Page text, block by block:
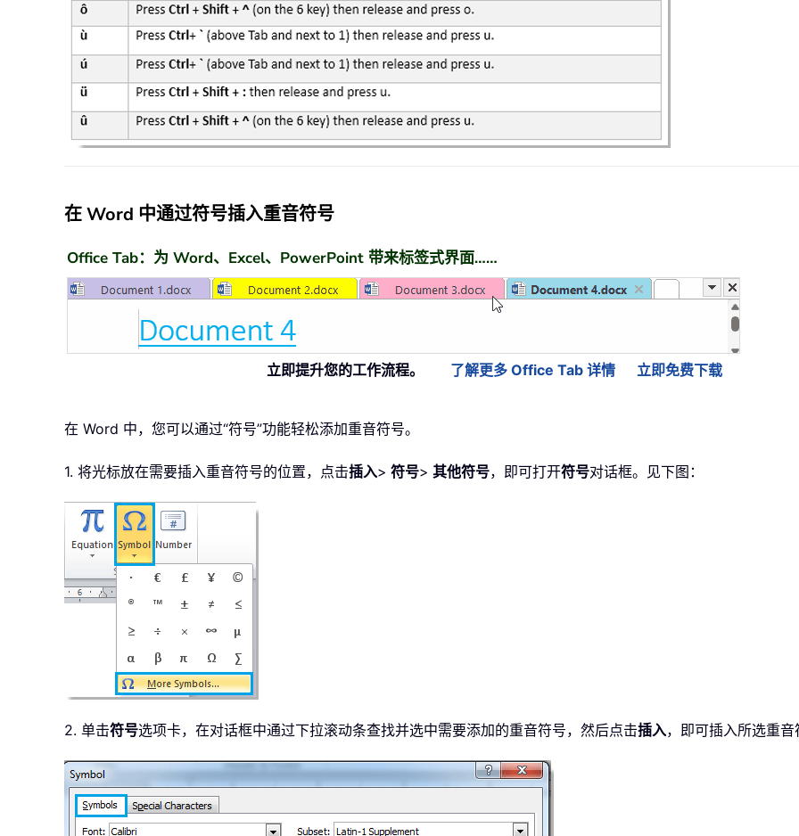
在 Word 中通过符号插入重音符号
Office Tab：为 Word、Excel、PowerPoint 带来标签式界面……
立即提升您的工作流程。 了解更多 Office Tab 详情 立即免费下载
在 Word 中，您可以通过“符号”功能轻松添加重音符号。
1. 将光标放在需要插入重音符号的位置，点击插入> 符号> 其他符号，即可打开符号对话框。见下图：
2. 单击符号选项卡，在对话框中通过下拉滚动条查找并选中需要添加的重音符号，然后点击插入，即可插入所选重音